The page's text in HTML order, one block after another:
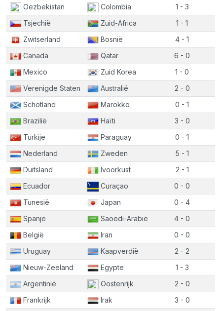
Oezbekistan
Colombia
1 - 3
Tsjechië
Zuid-Africa
1 - 1
Zwitserland
Bosnië
4 - 1
Canada
Qatar
6 - 0
Mexico
Zuid Korea
1 - 0
Verenigde Staten
Australië
2 - 0
Schotland
Marokko
0 - 1
Brazilië
Haïti
3 - 0
Turkije
Paraguay
0 - 1
Nederland
Zweden
5 - 1
Duitsland
Ivoorkust
2 - 1
Ecuador
Curaçao
0 - 0
Tunesië
Japan
0 - 4
Spanje
Saoedi-Arabië
4 - 0
België
Iran
0 - 0
Uruguay
Kaapverdië
2 - 2
Nieuw-Zeeland
Egypte
1 - 3
Argentinië
Oostenrijk
2 - 0
Frankrijk
Irak
3 - 0